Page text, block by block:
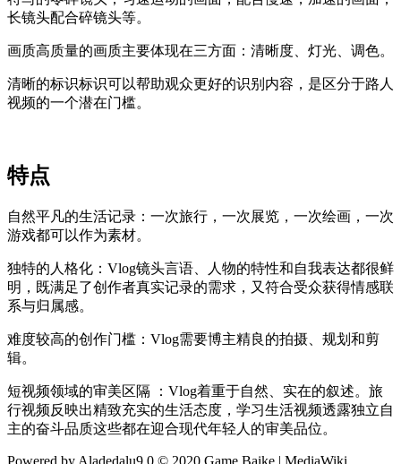
长镜头配合碎镜头等。
画质高质量的画质主要体现在三方面：清晰度、灯光、调色。
清晰的标识标识可以帮助观众更好的识别内容，是区分于路人
视频的一个潜在门槛。
特点
自然平凡的生活记录：一次旅行，一次展览，一次绘画，一次
游戏都可以作为素材。
独特的人格化：Vlog镜头言语、人物的特性和自我表达都很鲜
明，既满足了创作者真实记录的需求，又符合受众获得情感联
系与归属感。
难度较高的创作门槛：Vlog需要博主精良的拍摄、规划和剪
辑。
短视频领域的审美区隔 ：Vlog着重于自然、实在的叙述。旅
行视频反映出精致充实的生活态度，学习生活视频透露独立自
主的奋斗品质这些都在迎合现代年轻人的审美品位。
Powered by Aladedalu9.0 © 2020 Game Baike | MediaWiki